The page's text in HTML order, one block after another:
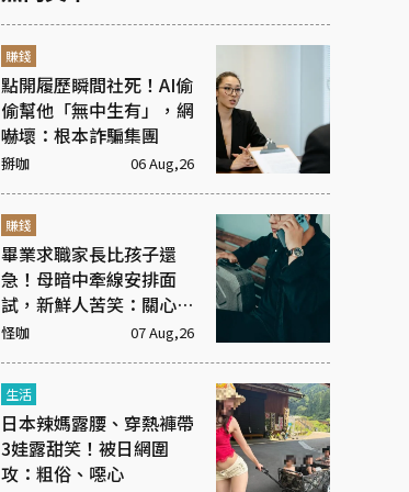
賺錢
點開履歷瞬間社死！AI偷
偷幫他「無中生有」，網
嚇壞：根本詐騙集團
掰咖 06 Aug,26
賺錢
畢業求職家長比孩子還
急！母暗中牽線安排面
試，新鮮人苦笑：關心變
高壓監控
怪咖 07 Aug,26
生活
日本辣媽露腰、穿熱褲帶
3娃露甜笑！被日網圍
攻：粗俗、噁心